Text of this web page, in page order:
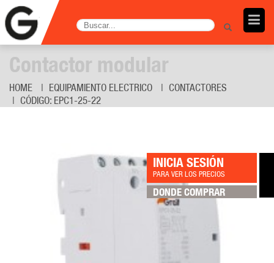
Contactor modular
HOME EQUIPAMIENTO ELECTRICO
CONTACTORES
CÓDIGO: EPC1-25-22
INICIA SESIÓN
PARA VER LOS PRECIOS
DONDE COMPRAR